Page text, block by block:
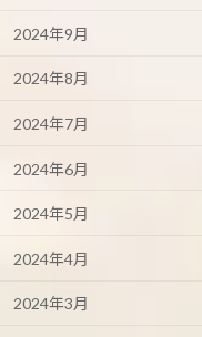
2024年9月
2024年8月
2024年7月
2024年6月
2024年5月
2024年4月
2024年3月